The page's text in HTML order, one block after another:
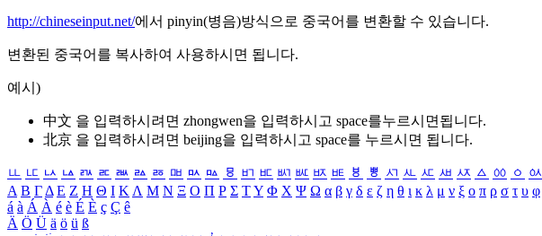
http://chineseinput.net/에서 pinyin(병음)방식으로 중국어를 변환할 수 있습니다.
변환된 중국어를 복사하여 사용하시면 됩니다.
예시)
中文 을 입력하시려면 zhongwen을 입력하시고 space를누르시면됩니다.
北京 을 입력하시려면 beijing을 입력하시고 space를 누르시면 됩니다.
ㅥ ㅦ ㅧ ㅨ ㅩ ㅪ ㅫ ㅬ ㅭ ㅮ ㅯ ㅰ ㅱ ㅲ ㅳ ㅴ ㅵ ㅶ ㅷ ㅸ ㅹ ㅺ ㅻ ㅼ ㅽ ㅾ ㅿ ㆀ ㆁ ㆂ
Α Β ΓΔ Ε Ζ Η Θ Ι ΚΛ Μ Ν Ξ Ο Π Ρ Σ ΤΥ Φ Χ Ψ Ω α β γ δ ε ζ η θ ι κ λ μ ν ξ ο π ρ σ τ υ φ
á à Á À é è É È ç Ç ê
Ä Ö Ü ä ö ü ß